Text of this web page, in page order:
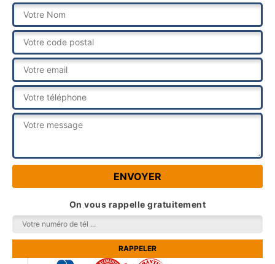
On vous rappelle gratuitement